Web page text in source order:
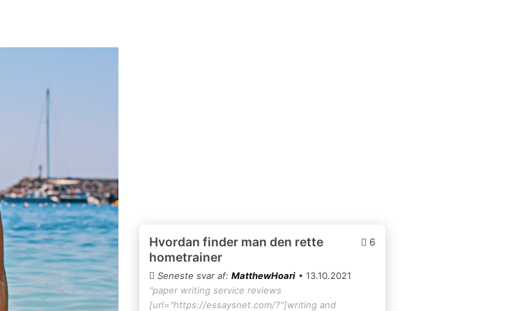
Hvordan finder man den rette
hometrainer
6
Seneste svar af: MatthewHoari• 13.10.2021
"paper writing service reviews
[url="https://essaysnet.com/?"]writing and